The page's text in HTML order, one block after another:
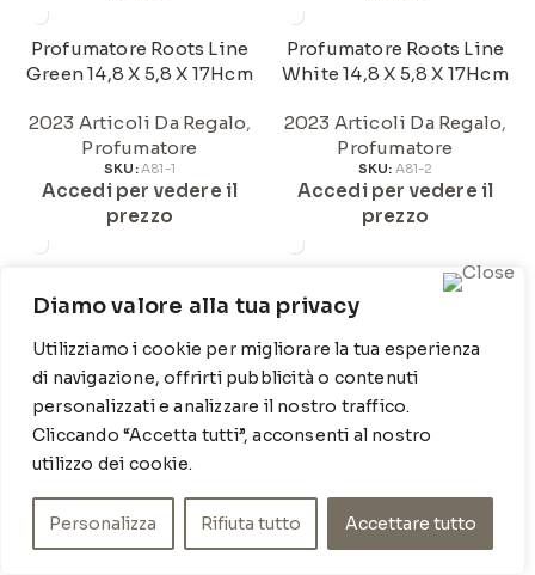
Diamo valore alla tua privacy
Utilizziamo i cookie per migliorare la tua esperienza
di navigazione, offrirti pubblicità o contenuti
personalizzati e analizzare il nostro traffico.
Cliccando “Accetta tutti”, acconsenti al nostro
utilizzo dei cookie.
Personalizza Rifiuta tutto Accettare tutto
Profumatore Roots Line
Green 14,8 X 5,8 X 17Hcm
2023 Articoli Da Regalo,
Profumatore
SKU:A81-1
Accedi per vedere il
prezzo
Profumatore Roots Line
White 14,8 X 5,8 X 17Hcm
2023 Articoli Da Regalo,
Profumatore
SKU: A81-2
Accedi per vedere il
prezzo
H15x8x17 Cm
2023 Articoli Da Regalo,
Profumatore
SKU: A105-2
prezzo
Profumatore Roots Line
Blue 14,8 X 5,8 X 17Hcm
2023 Articoli Da Regalo
Profumatore
SKU:
prezzo